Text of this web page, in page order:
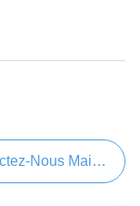
Nous Maintenant